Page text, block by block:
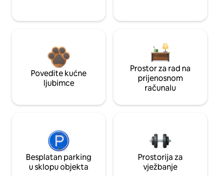
Povedite kućne
ljubimce
Prostor za rad na
prijenosnom
računalu
Besplatan parking
u sklopu objekta
Prostorija za
vježbanje